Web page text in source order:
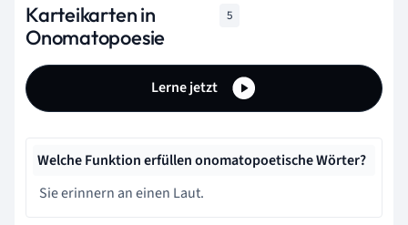
Karteikarten in
Onomatopoesie
5
Lerne jetzt
Welche Funktion erfüllen onomatopoetische Wörter?
Sie erinnern an einen Laut.